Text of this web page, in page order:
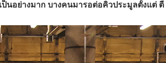
นอย่างมาก บางคนมารอต่อคิวประมูลตั้งแต่